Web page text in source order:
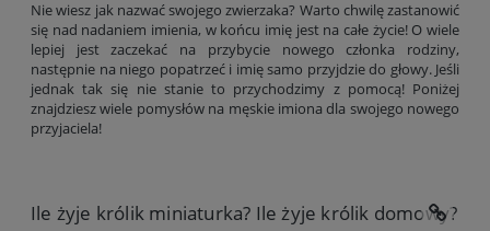
Nie wiesz jak nazwać swojego zwierzaka? Warto chwilę zastanowić
się nad nadaniem imienia, w końcu imię jest na całe życie! O wiele
lepiej jest zaczekać na przybycie nowego członka rodziny,
następnie na niego popatrzeć i imię samo przyjdzie do głowy. Jeśli
jednak tak się nie stanie to przychodzimy z pomocą! Poniżej
znajdziesz wiele pomysłów na męskie imiona dla swojego nowego
przyjaciela!
Ile żyje królik miniaturka? Ile żyje królik domowy?